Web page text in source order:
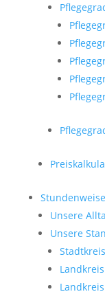
Unsere
Unsere